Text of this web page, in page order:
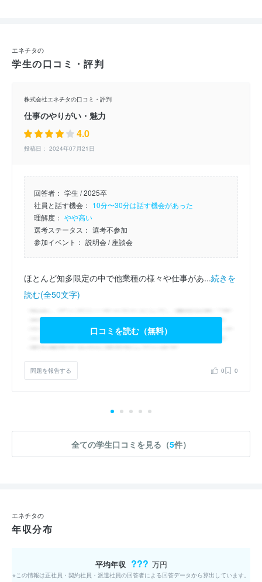
エネチタの
学生の口コミ・評判
株式会社エネチタの口コミ・評判
仕事のやりがい・魅力
4.0
投稿日： 2024年07月21日
回答者： 学生 / 2025卒
社員と話す機会： 10分〜30分は話す機会があった
理解度： やや高い
選考ステータス： 選考不参加
参加イベント： 説明会/ 座談会
ほとんど知多限定の中で他業種の様々や仕事があ...続きを
読む(全50文字)
口コミを読む（無料）
問題を報告する 0 0
全ての学生口コミを見る（5件）
エネチタの
年収分布
平均年収 ??? 万円
※この情報は正社員・契約社員・派遣社員の回答者による回答データから算出しています。